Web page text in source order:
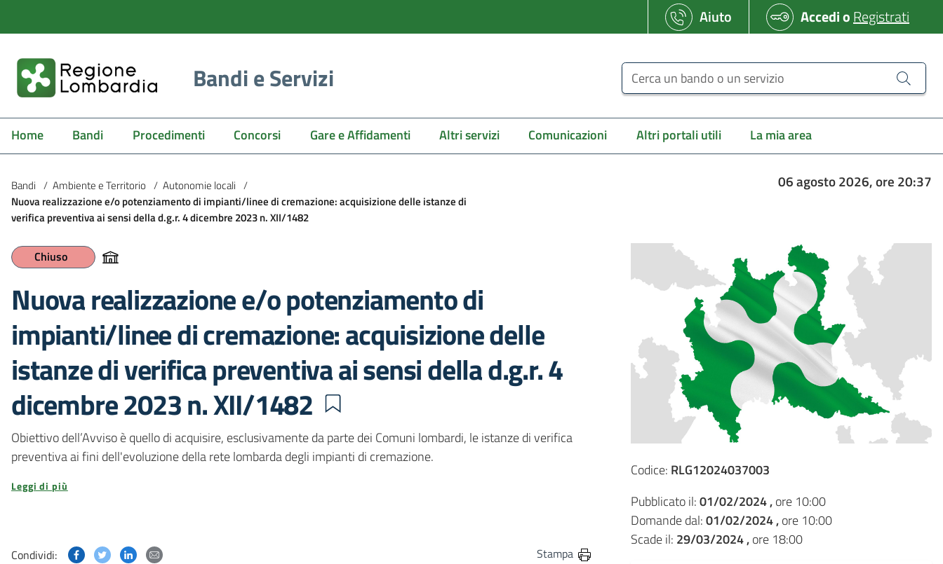
Aiuto AccedioRegistrati
Bandi e Servizi Cerca un bando o un servizio
Home Bandi Procedimenti Concorsi Gare e Affidamenti Altri servizi Comunicazioni Altri portali utili La mia area
Bandi / Ambiente e Territorio / Autonomie locali /
Nuova realizzazione e/o potenziamento di impianti/linee di cremazione: acquisizione delle istanze di
verifica preventiva ai sensi della d.g.r. 4 dicembre 2023 n. XII/1482
06 agosto 2026, ore 20:37
Chiuso
Nuova realizzazione e/o potenziamento di
impianti/linee di cremazione: acquisizione delle
istanze di verifica preventiva ai sensi della d.g.r. 4
dicembre 2023 n. XII/1482
Obiettivo dell’Avviso è quello di acquisire, esclusivamente da parte dei Comuni lombardi, le istanze di verifica
preventiva ai fini dell'evoluzione della rete lombarda degli impianti di cremazione.
Leggi di più
Condividi: Condividi questa pagina su Facebook
Condividi questa pagina su Twitter
Condividi questa pagina su Linkedin Stampa
Codice: RLG12024037003
Pubblicato il:01/02/2024 ,ore 10:00
Domande dal:01/02/2024 ,ore 10:00
Scade il: 29/03/2024 ,ore 18:00